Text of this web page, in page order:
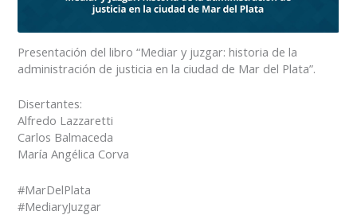
Presentación del libro “Mediar y juzgar: historia de la
administración de justicia en la ciudad de Mar del Plata”.
Disertantes:
Alfredo Lazzaretti
Carlos Balmaceda
María Angélica Corva
#MarDelPlata
#MediaryJuzgar